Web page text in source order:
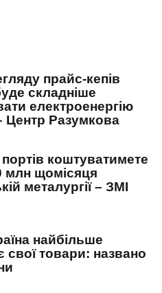
прайс-кепів
складніше
електроенергію
Центр Разумкова
коштуватимете
млн щомісяця
металургії – ЗМІ
найбільше
свої товари: названо